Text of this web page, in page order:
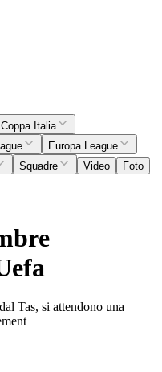
Coppa Italia
Europa League
Squadre Video
Foto
Tas, si attendono una